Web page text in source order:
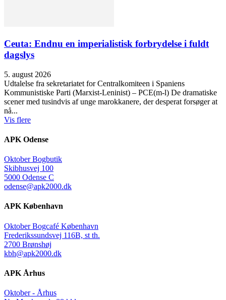
Ceuta: Endnu en imperialistisk forbrydelse i fuldt
dagslys
5. august 2026
Udtalelse fra sekretariatet for Centralkomiteen i Spaniens
Kommunistiske Parti (Marxist-Leninist) – PCE(m-l) De dramatiske
scener med tusindvis af unge marokkanere, der desperat forsøger at
nå...
Vis flere
APK Odense
Oktober Bogbutik
Skibhusvej 100
5000 Odense C
odense@apk2000.dk
APK København
Oktober Bogcafé København
Frederikssundsvej 116B, st th.
2700 Brønshøj
kbh@apk2000.dk
APK Århus
Oktober - Århus